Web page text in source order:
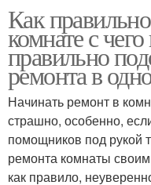
Как
комнате с
правильно
ремонта в
Начинать ремонт в
страшно, особенно,
помощников под рукой
ремонта комнаты
как правило,